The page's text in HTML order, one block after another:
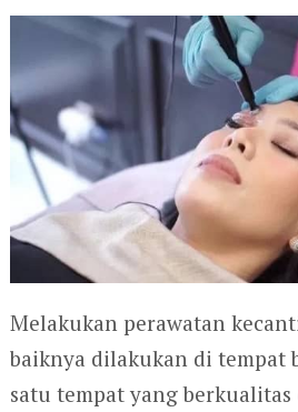
Melakukan perawatan
baiknya dilakukan di tempat
satu tempat yang